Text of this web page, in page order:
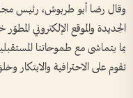
وقال رضا أبو طربوش، رئيس
الجديدة والموقع الإلكتروني
بما يتماشى مع طموحاتنا
تقوم على الاحترافية والابتكار